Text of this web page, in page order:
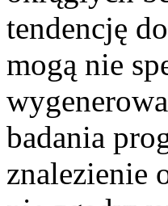
tendencję
mogą nie
badania
znalezienie